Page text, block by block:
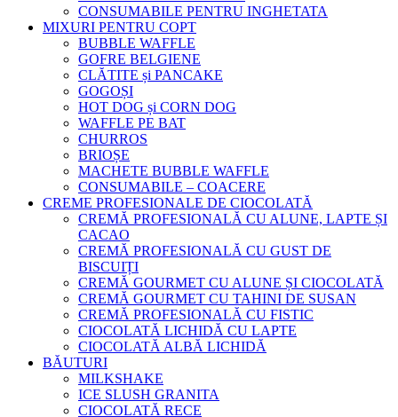
CONSUMABILE PENTRU INGHETATA
MIXURI PENTRU COPT
BUBBLE WAFFLE
GOFRE BELGIENE
CLĂTITE și PANCAKE
GOGOȘI
HOT DOG și CORN DOG
WAFFLE PE BAT
CHURROS
BRIOȘE
MACHETE BUBBLE WAFFLE
CONSUMABILE – COACERE
CREME PROFESIONALE DE CIOCOLATĂ
CREMĂ PROFESIONALĂ CU ALUNE, LAPTE ȘI
CACAO
CREMĂ PROFESIONALĂ CU GUST DE
BISCUIȚI
CREMĂ GOURMET CU ALUNE ȘI CIOCOLATĂ
CREMĂ GOURMET CU TAHINI DE SUSAN
CREMĂ PROFESIONALĂ CU FISTIC
CIOCOLATĂ LICHIDĂ CU LAPTE
CIOCOLATĂ ALBĂ LICHIDĂ
BĂUTURI
MILKSHAKE
ICE SLUSH GRANITA
CIOCOLATĂ RECE